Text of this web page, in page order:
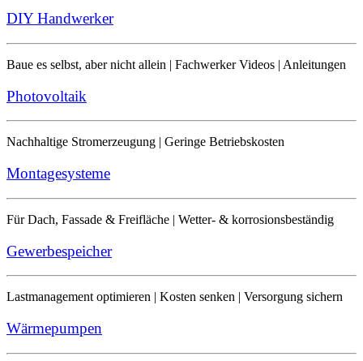
DIY Handwerker
Baue es selbst, aber nicht allein | Fachwerker Videos | Anleitungen
Photovoltaik
Nachhaltige Stromerzeugung | Geringe Betriebskosten
Montagesysteme
Für Dach, Fassade & Freifläche | Wetter- & korrosionsbeständig
Gewerbespeicher
Lastmanagement optimieren | Kosten senken | Versorgung sichern
Wärmepumpen